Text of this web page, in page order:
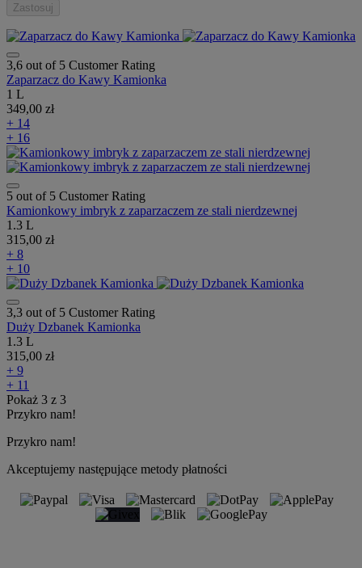
Zastosuj
3,6 out of 5 Customer Rating
Zaparzacz do Kawy Kamionka
1 L
349,00 zł
+ 14
+ 16
5 out of 5 Customer Rating
Kamionkowy imbryk z zaparzaczem ze stali nierdzewnej
1.3 L
315,00 zł
+ 8
+ 10
3,3 out of 5 Customer Rating
Duży Dzbanek Kamionka
1.3 L
315,00 zł
+ 9
+ 11
Pokaż 3 z 3
Przykro nam!
Przykro nam!
Akceptujemy następujące metody płatności